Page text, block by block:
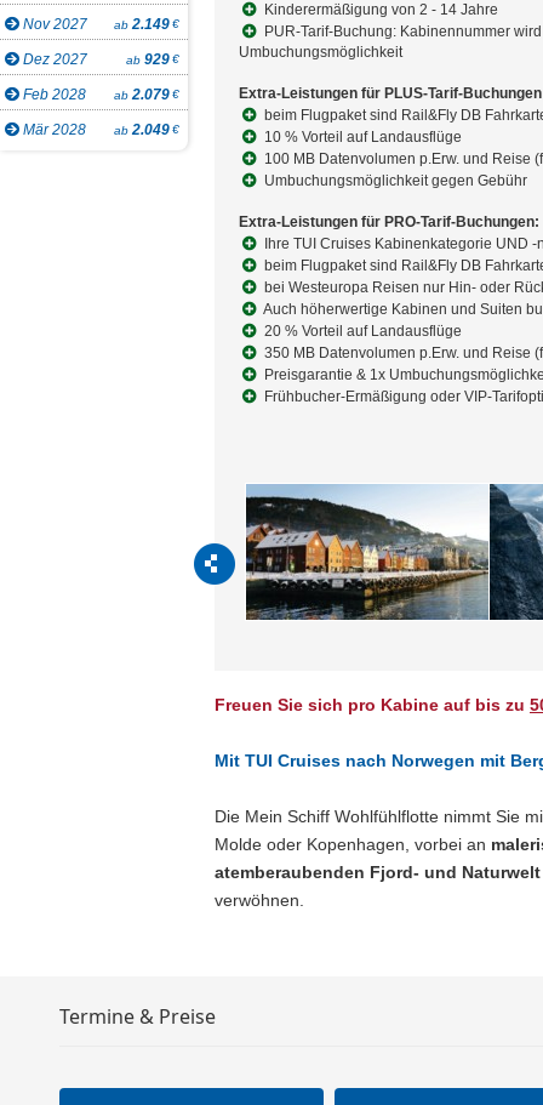
Nov 2027 ab 2.149€
Dez 2027 ab 929€
Feb 2028 ab 2.079€
Mär 2028 ab 2.049€
Kinderermäßigung von 2 - 14 Jahre
PUR-Tarif-Buchung: Kabinennummer
Umbuchungsmöglichkeit
Extra-Leistungen für PLUS-Tarif-Buchungen
beim Flugpaket sind Rail&Fly DB
10 % Vorteil auf Landausflüge
100 MB Datenvolumen p.Erw. und Reise
Umbuchungsmöglichkeit gegen Gebühr
Extra-Leistungen für PRO-Tarif-Buchungen:
Ihre TUI Cruises Kabinenkategorie UND
beim Flugpaket sind Rail&Fly DB
bei Westeuropa Reisen nur Hin- oder
Auch höherwertige Kabinen und Suiten
20 % Vorteil auf Landausflüge
350 MB Datenvolumen p.Erw. und Reise
Preisgarantie & 1x
Frühbucher-Ermäßigung oder VIP-
Freuen Sie sich pro Kabine auf bis zu
Mit TUI Cruises nach Norwegen mit
Die Mein Schiff Wohlfühlflotte nimmt Sie
Molde oder Kopenhagen, vorbei an
atemberaubenden Fjord- und Naturwelt
verwöhnen.
Termine & Preise